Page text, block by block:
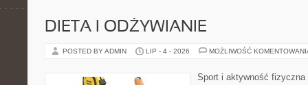
DIETA I ODŻYWIANIE
POSTED BY ADMIN LIP - 4 - 2026 MOŻLIWOŚĆ
Sport i aktywność